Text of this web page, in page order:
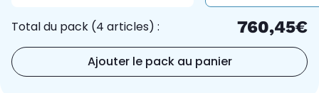
Total du pack (4 articles) : 760,45€
Ajouter le pack au panier